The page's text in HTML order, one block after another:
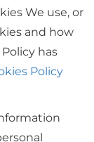
We use, or
and how
has
Policy